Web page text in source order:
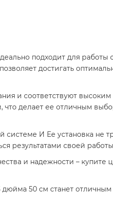
подходит для работы
достигать
и соответствуют высоким
что делает ее отличным
И Ее установка не
результатами своей
и надежности – купите
50 см станет